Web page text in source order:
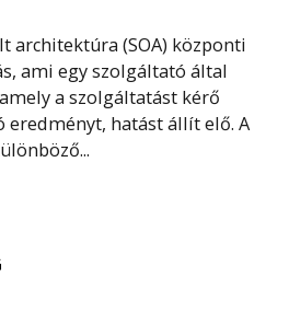
architektúra (SOA) központi
ami egy szolgáltató által
a szolgáltatást kérő
eredményt, hatást állít elő. A